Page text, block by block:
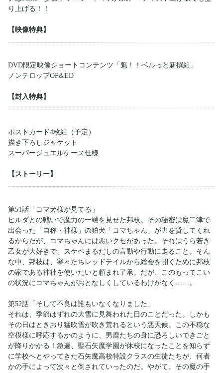
り上げる！！
【映像特典】
DVD限定映像ショートコンテンツ「魁！！ベルっと新撰組」
ノンテロップOP&ED
【封入特典】
ポストカード4枚組（予定）
描き下ろしジャケット
スーパージュエルケース仕様
【ストーリー】
第51話「コマ犬様が見てる」
ヒルダとの戦いで魔力の一端を見せた邦枝。その秘密は魔二津で
出会った「自称・神様」の狛犬「コマちゃん」が力を貸してくれ
るからだが、コマちゃんには悪いクセがあった。それはうら若き
乙女が大好きで、スケベまるだしの言動や行動に走ること。そん
な中、邦枝は、寧々たちレッドテイルから総会を開くために邦枝
の家である神社を使いたいと頼まれ了承。だが、このもってこい
の状況にコマちゃんがおとなしくしているわけがなく……。
第52話「そして不良は誰もいなくなりました」
それは、季節はずれの大雪に見舞われた日のことだった。しかも
その日はときおり猛吹雪が吹き荒れるという悪天候。この不穏な
空模様に呼応するかのように、男鹿たちの身に恐ろしいできごと
が降りかかる！急遽、聖石矢魔学園が休校になったことを知らず
に学校へとやってきた石矢魔高校特設クラスの生徒たちが、何者
かの手によって次々と倒されていったのだ。やがて、その魔の手